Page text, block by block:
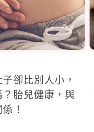
卻比別人小，
胎兒健康，與
！